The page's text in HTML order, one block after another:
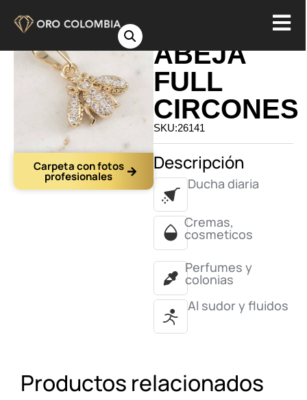
Carpeta con fotos
profesionales
ABEJA
FULL
CIRCONES
SKU:26141
Descripción
Ducha diaria
Cremas,
cosmeticos
Perfumes y
colonias
Al sudor y fluidos
Productos relacionados